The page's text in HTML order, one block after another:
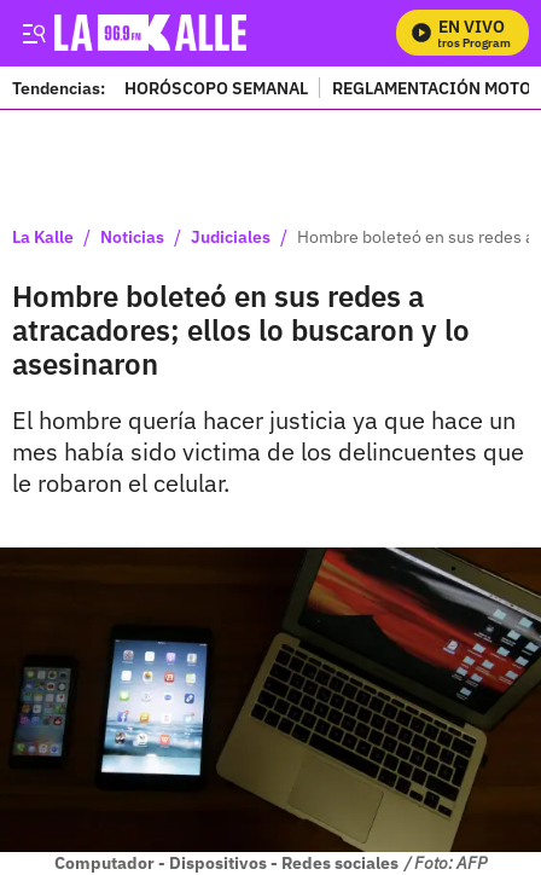
EN VIVO
Tendencias: HORÓSCOPO SEMANAL REGLAMENTACIÓN
La Kalle / Noticias / Judiciales / Hombre boleteó en sus redes
Hombre boleteó en sus redes a
atracadores; ellos lo buscaron y lo
asesinaron
El hombre quería hacer justicia ya que hace un
mes había sido victima de los delincuentes que
le robaron el celular.
Computador - Dispositivos - Redes sociales / Foto: AFP